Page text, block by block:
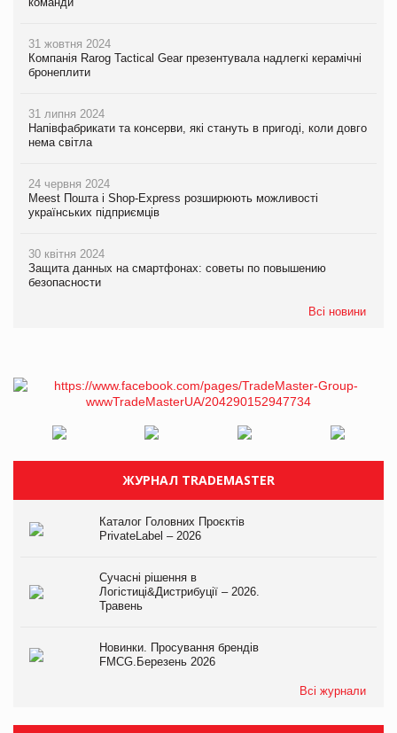
31 жовтня 2024
Компанія Rarog Tactical Gear презентувала надлегкі керамічні
бронеплити
31 липня 2024
Напівфабрикати та консерви, які стануть в пригоді, коли довго
нема світла
24 червня 2024
Meest Пошта і Shop-Express розширюють можливості
українських підприємців
30 квітня 2024
Защита данных на смартфонах: советы по повышению
безопасности
Всі новини
ЖУРНАЛ TRADEMASTER
Каталог Головних Проєктів
PrivateLabel – 2026
Сучасні рішення в
Логістиці&Дистрибуції – 2026.
Травень
Новинки. Просування брендів
FMCG.Березень 2026
Всі журнали